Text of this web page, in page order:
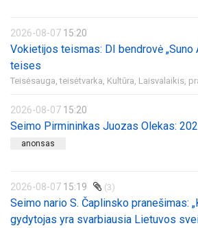
2026-08-07 15:20
Vokietijos teismas: DI bendrovė „Suno
teises
Teisėsauga, teisėtvarka, Kultūra, Laisvalaikis,
2026-08-07 15:20
Seimo Pirmininkas Juozas Olekas:
anonsas
2026-08-07 15:19 (3)
Seimo nario S. Čaplinsko pranešimas:
gydytojas yra svarbiausia Lietuvos